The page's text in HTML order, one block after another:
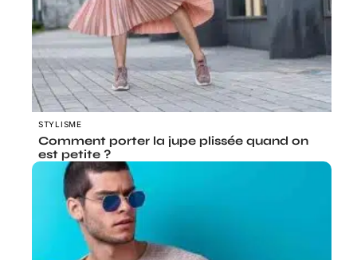
STYLISME
Comment porter la jupe plissée quand on
est petite ?